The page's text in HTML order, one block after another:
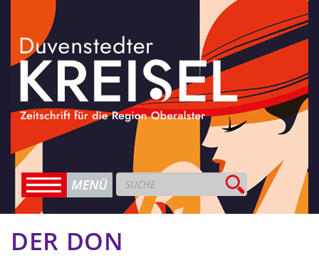
DER DON